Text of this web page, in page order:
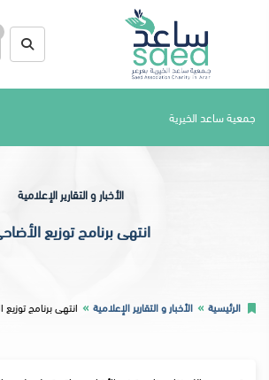
جمعية ساعد الخيرية
الأخبار و التقارير الإعلامية
انتهى برنامج توزيع
الرئيسية الأخبار و التقارير الإعلامية انتهى برنامج